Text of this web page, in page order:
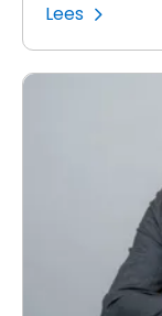
Lees